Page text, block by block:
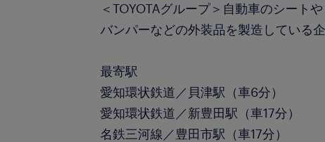
＜TOYOTAグループ＞自動車のシート
バンパーなどの外装品を製造している
最寄駅
愛知環状鉄道／貝津駅（車6分）
愛知環状鉄道／新豊田駅（車17分）
名鉄三河線／豊田市駅（車17分）